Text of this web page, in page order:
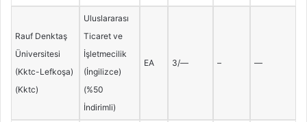
Rauf Denktaş
Üniversitesi
(Kktc-Lefkoşa)
(Kktc)
Uluslararası
Ticaret ve
İşletmecilik
(İngilizce)
(%50
İndirimli)
EA 3/— – —